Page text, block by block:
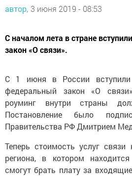
автор, 3 июня 2019 - 08:53
С началом лета в стране
закон «О связи».
С 1 июня в России
федеральный закон «О
роуминг внутри страны
Постановление было
Правительства РФ Дмитрием
Теперь стоимость услуг связи
региона, в котором
смогут брать плату за